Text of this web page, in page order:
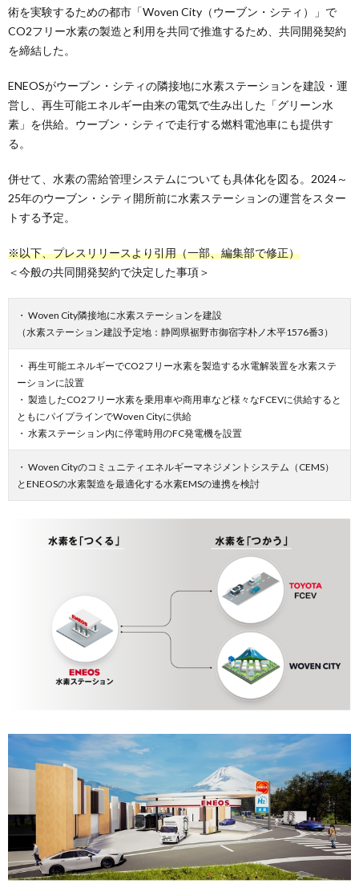
術を実験するための都市「Woven City（ウーブン・シティ）」で
CO2フリー水素の製造と利用を共同で推進するため、共同開発契約
を締結した。
ENEOSがウーブン・シティの隣接地に水素ステーションを建設・運
営し、再生可能エネルギー由来の電気で生み出した「グリーン水
素」を供給。ウーブン・シティで走行する燃料電池車にも提供す
る。
併せて、水素の需給管理システムについても具体化を図る。2024～
25年のウーブン・シティ開所前に水素ステーションの運営をスター
トする予定。
※以下、プレスリリースより引用（一部、編集部で修正）
＜今般の共同開発契約で決定した事項＞
・ Woven City隣接地に水素ステーションを建設
（水素ステーション建設予定地：静岡県裾野市御宿字朴ノ木平1576番3）
・ 再生可能エネルギーでCO2フリー水素を製造する水電解装置を水素ステ
ーションに設置
・ 製造したCO2フリー水素を乗用車や商用車など様々なFCEVに供給すると
ともにパイプラインでWoven Cityに供給
・ 水素ステーション内に停電時用のFC発電機を設置
・ Woven Cityのコミュニティエネルギーマネジメントシステム（CEMS）
とENEOSの水素製造を最適化する水素EMSの連携を検討